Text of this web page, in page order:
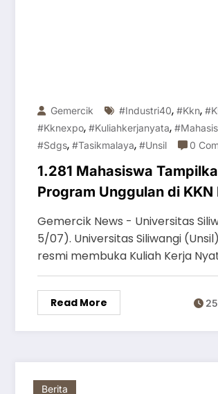
Gemercik #industri40, #kkn,
#kknexpo, #kuliahkerjanyata,
#sdgs, #tasikmalaya, #unsil 0
1.281 Mahasiswa
Program Unggulan di KKN
Gelombang II
Gemercik News - Universitas
5/07). Universitas Siliwangi
resmi membuka Kuliah Kerja
Read More
Berita